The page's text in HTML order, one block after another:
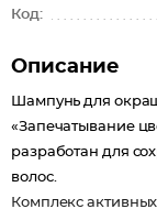
Код:
Описание
Шампунь для
«Запечатывание
разработан для
волос.
Комплекс